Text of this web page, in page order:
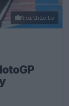
Northfoto